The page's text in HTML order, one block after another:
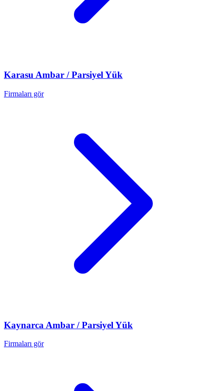
Karasu Ambar / Parsiyel Yük
Firmaları gör
Kaynarca Ambar / Parsiyel Yük
Firmaları gör